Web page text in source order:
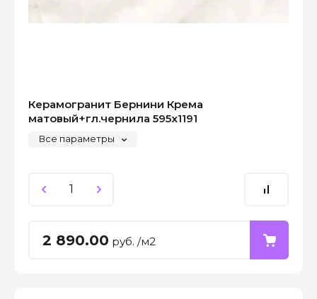
Керамогранит Бернини Крема
матовый+гл.чернила 595x1191
Все параметры
2 890.00 руб. /м2